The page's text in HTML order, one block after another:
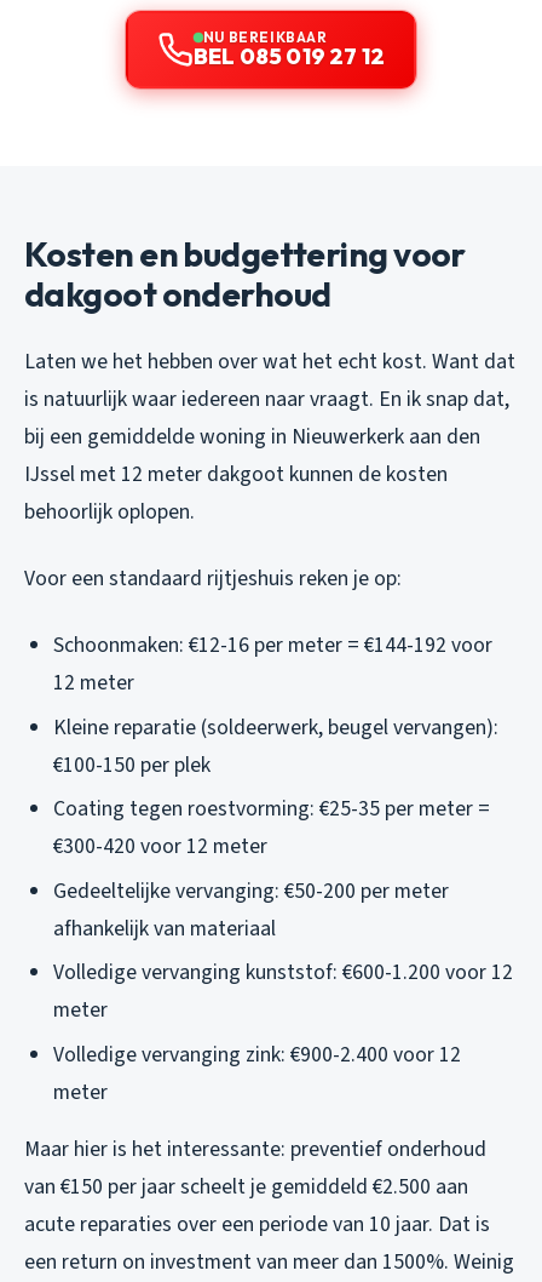
NU BEREIKBAAR
BEL 085 019 27 12
Kosten en budgettering voor
dakgoot onderhoud
Laten we het hebben over wat het echt kost. Want dat
is natuurlijk waar iedereen naar vraagt. En ik snap dat,
bij een gemiddelde woning in Nieuwerkerk aan den
IJssel met 12 meter dakgoot kunnen de kosten
behoorlijk oplopen.
Voor een standaard rijtjeshuis reken je op:
Schoonmaken: €12-16 per meter = €144-192 voor
12 meter
Kleine reparatie (soldeerwerk, beugel vervangen):
€100-150 per plek
Coating tegen roestvorming: €25-35 per meter =
€300-420 voor 12 meter
Gedeeltelijke vervanging: €50-200 per meter
afhankelijk van materiaal
Volledige vervanging kunststof: €600-1.200 voor 12
meter
Volledige vervanging zink: €900-2.400 voor 12
meter
Maar hier is het interessante: preventief onderhoud
van €150 per jaar scheelt je gemiddeld €2.500 aan
acute reparaties over een periode van 10 jaar. Dat is
een return on investment van meer dan 1500%. Weinig